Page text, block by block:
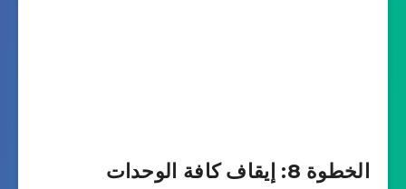
الخطوة 8: إيقاف كافة الوحدات